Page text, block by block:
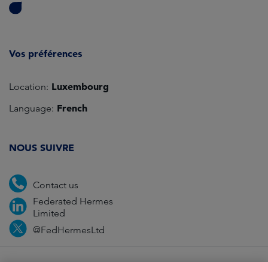
Vos préférences
Location: Luxembourg
Language: French
NOUS SUIVRE
Contact us
Federated Hermes
Limited
@FedHermesLtd